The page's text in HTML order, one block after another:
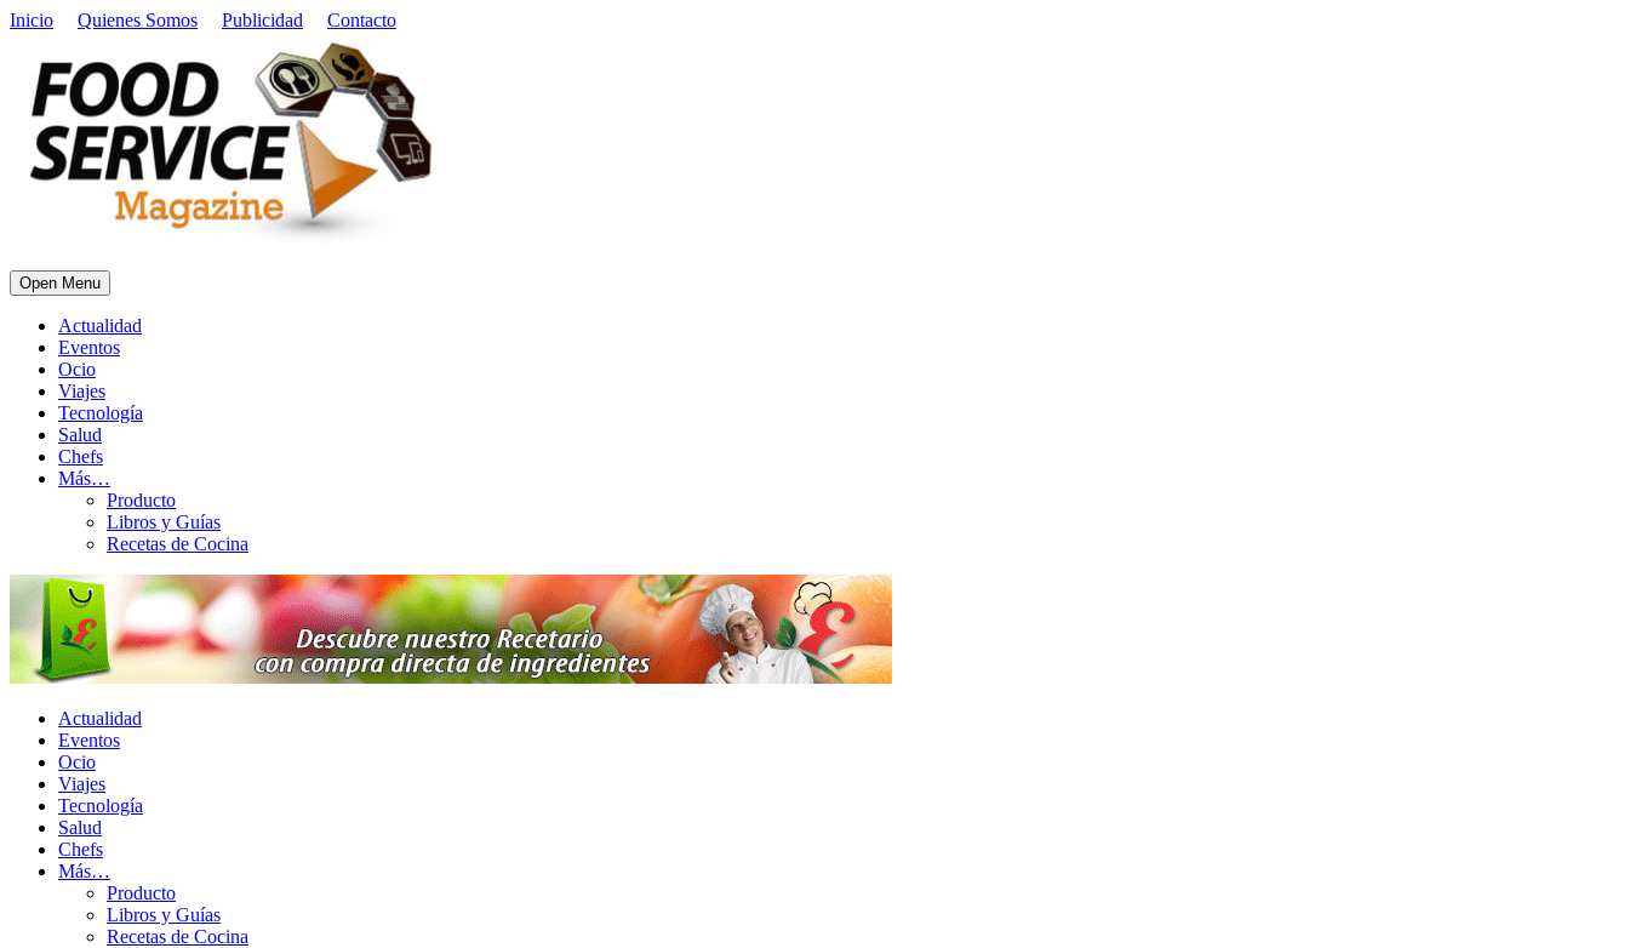
Inicio Quienes Somos Publicidad Contacto
Open Menu
Actualidad
Eventos
Ocio
Viajes
Tecnología
Salud
Chefs
Más…
Producto
Libros y Guías
Recetas de Cocina
Actualidad
Eventos
Ocio
Viajes
Tecnología
Salud
Chefs
Más…
Producto
Libros y Guías
Recetas de Cocina